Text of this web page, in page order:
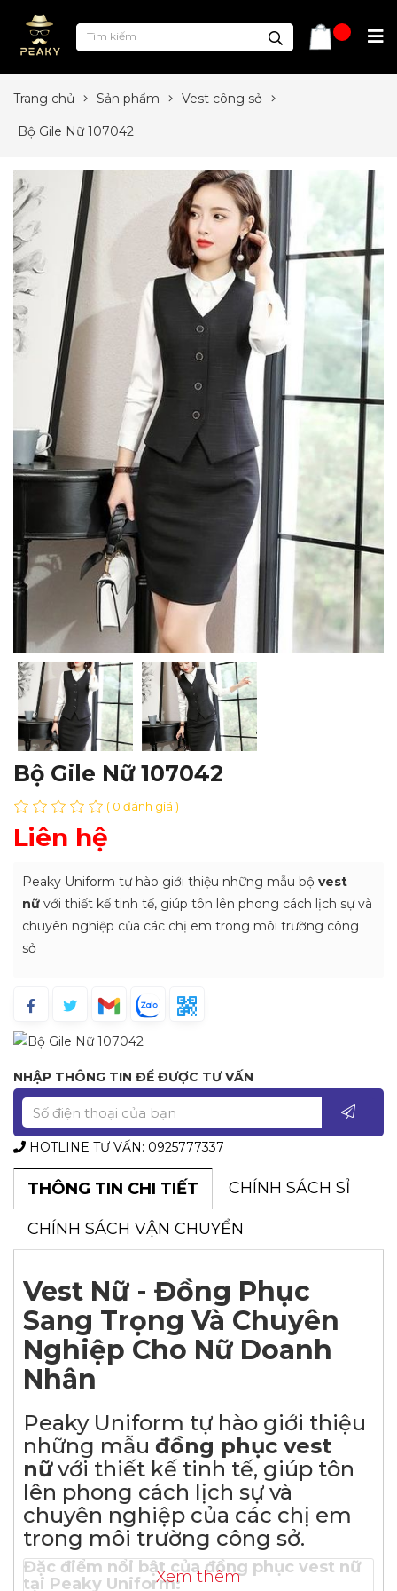
Trang chủ Sản phẩm Vest công sở
Bộ Gile Nữ 107042
Bộ Gile Nữ 107042
( 0 đánh giá )
Liên hệ
Peaky Uniform tự hào giới thiệu những mẫu bộ vest
nữ với thiết kế tinh tế, giúp tôn lên phong cách lịch sự và
chuyên nghiệp của các chị em trong môi trường công
sở
NHẬP THÔNG TIN ĐỂ ĐƯỢC TƯ VẤN
HOTLINE TƯ VẤN: 0925777337
THÔNG TIN CHI TIẾT CHÍNH SÁCH SỈ
CHÍNH SÁCH VẬN CHUYỂN
Vest Nữ - Đồng Phục
Sang Trọng Và Chuyên
Nghiệp Cho Nữ Doanh
Nhân
Peaky Uniform tự hào giới thiệu
những mẫu đồng phục vest
nữvới thiết kế tinh tế, giúp tôn
lên phong cách lịch sự và
chuyên nghiệp của các chị em
trong môi trường công sở.
Đặc điểm nổi bật của đồng phục vest nữ
tại Peaky Uniform:Xem thêm